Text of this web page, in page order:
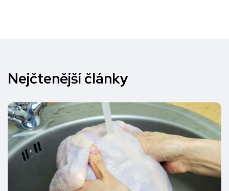
Nejčtenější články